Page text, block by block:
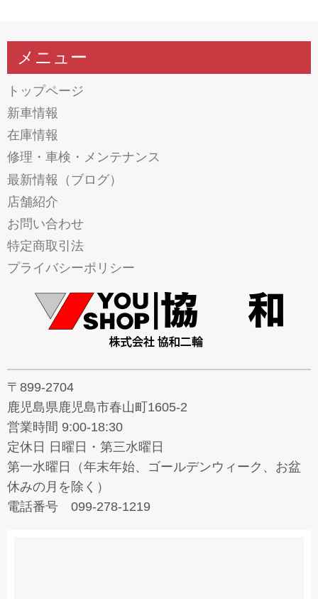
メニュー
トップページ
新車情報
在庫情報
修理・車検・メンテナンス
最新情報（ブログ）
店舗紹介
お問い合わせ
特定商取引法
プライバシーポリシー
〒899-2704
鹿児島県鹿児島市春山町1605-2
営業時間 9:00-18:30
定休日 日曜日・第三水曜日
第一水曜日（年末年始、ゴールデンウィーク、お盆
休みの月を除く）
電話番号 099-278-1219